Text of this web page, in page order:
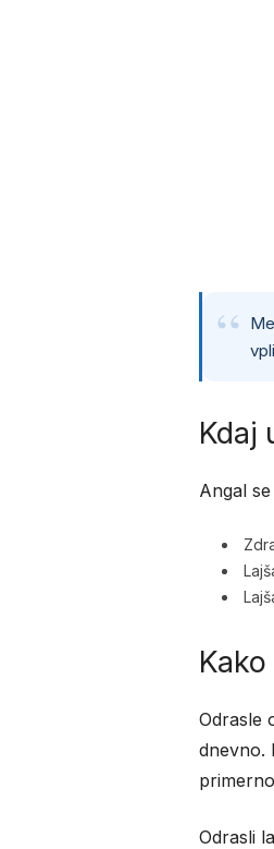
Kdaj
Angal
Odrasle
dnevno.
Odrasli